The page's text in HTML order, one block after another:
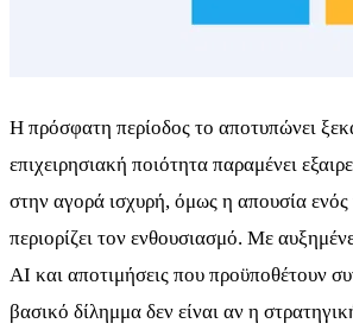
Η πρόσφατη περίοδος το αποτυπώνει
επιχειρησιακή ποιότητα παραμένει
στην αγορά ισχυρή, όμως η απουσία ενός
περιορίζει τον ενθουσιασμό. Με
AI και αποτιμήσεις που προϋποθέτουν
βασικό δίλημμα δεν είναι αν η